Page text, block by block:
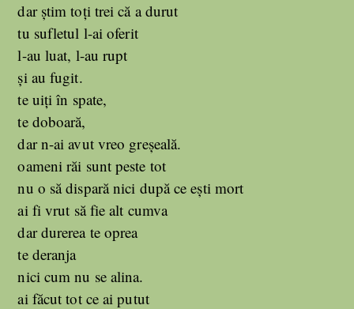
dar știm toți trei că a durut
tu sufletul l-ai oferit
l-au luat, l-au rupt
și au fugit.
te uiți în spate,
te doboară,
dar n-ai avut vreo greșeală.
oameni răi sunt peste tot
nu o să dispară nici după ce ești mort
ai fi vrut să fie alt cumva
dar durerea te oprea
te deranja
nici cum nu se alina.
ai făcut tot ce ai putut